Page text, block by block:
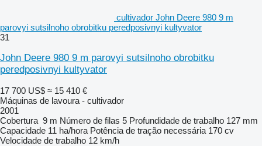
cultivador John Deere 980 9 m
parovyi sutsilnoho obrobitku peredposivnyi kultyvator
31
John Deere 980 9 m parovyi sutsilnoho obrobitku
peredposivnyi kultyvator
17 700 US$ ≈ 15 410 €
Máquinas de lavoura - cultivador
2001
Cobertura 9 m Número de filas 5 Profundidade de trabalho 127 mm
Capacidade 11 ha/hora Potência de tração necessária 170 cv
Velocidade de trabalho 12 km/h